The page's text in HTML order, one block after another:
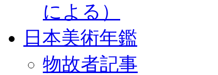
による）
日本美術年鑑
物故者記事